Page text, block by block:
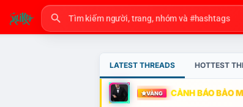
LATEST THREADS HOTTEST
VÀNG CẢNH BÁO BẢO